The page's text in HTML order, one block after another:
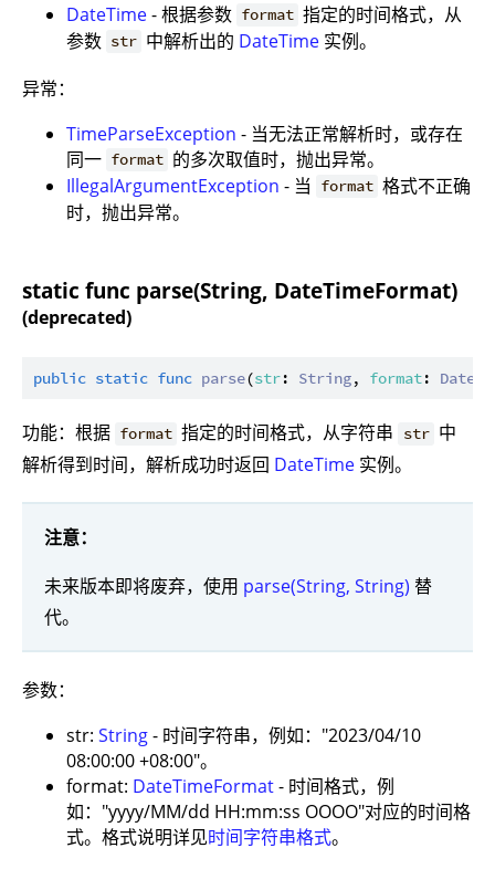
DateTime- 根据参数 format 指定的时间格式，从
参数 str 中解析出的 DateTime 实例。
异常：
TimeParseException - 当无法正常解析时，或存在
同一 format 的多次取值时，抛出异常。
IllegalArgumentException - 当 format 格式不正确
时，抛出异常。
static func parse(String, DateTimeFormat)
(deprecated)
public static func parse(str: String, format:
功能：根据 format 指定的时间格式，从字符串 str 中
解析得到时间，解析成功时返回 DateTime 实例。
注意：
未来版本即将废弃，使用 parse(String, String) 替
代。
参数：
str: String- 时间字符串，例如："2023/04/10
08:00:00 +08:00"。
format: DateTimeFormat- 时间格式，例
如："yyyy/MM/dd HH:mm:ss OOOO"对应的时间格
式。格式说明详见时间字符串格式。